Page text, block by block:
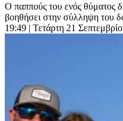
Ο παππούς του ενός θύματος
βοηθήσει στην σύλληψη του
19:49 | Τετάρτη 21